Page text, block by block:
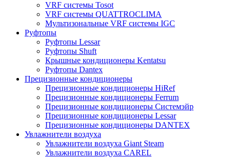
VRF системы Tosot
VRF системы QUATTROCLIMA
Мультизональные VRF системы IGC
Руфтопы
Руфтопы Lessar
Руфтопы Shuft
Крышные кондиционеры Kentatsu
Руфтопы Dantex
Прецизионные кондиционеры
Прецизионные кондиционеры HiRef
Прецизионные кондиционеры Ferrum
Прецизионные кондиционеры Системэйр
Прецизионные кондиционеры Lessar
Прецизионные кондиционеры DANTEX
Увлажнители воздуха
Увлажнители воздуха Giant Steam
Увлажнители воздуха CAREL